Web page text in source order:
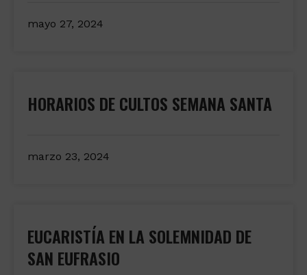
mayo 27, 2024
HORARIOS DE CULTOS SEMANA SANTA
marzo 23, 2024
EUCARISTÍA EN LA SOLEMNIDAD DE
SAN EUFRASIO